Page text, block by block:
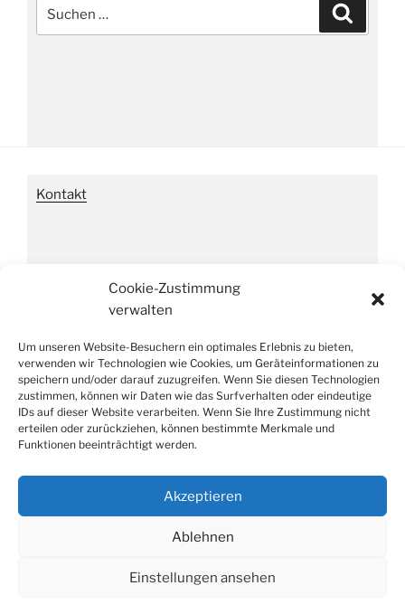
Cookie-Zustimmung
verwalten
Um unseren Website-Besuchern ein optimales Erlebnis zu bieten,
verwenden wir Technologien wie Cookies, um Geräteinformationen zu
speichern und/oder darauf zuzugreifen. Wenn Sie diesen Technologien
zustimmen, können wir Daten wie das Surfverhalten oder eindeutige
IDs auf dieser Website verarbeiten. Wenn Sie Ihre Zustimmung nicht
erteilen oder zurückziehen, können bestimmte Merkmale und
Funktionen beeinträchtigt werden.
Akzeptieren
Ablehnen
Einstellungen ansehen
nach:
Kontakt
Datenschutzverordnung
Suche
Weißes
Heroldsberg